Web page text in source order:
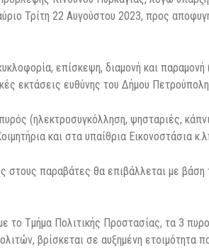
Τρίτη 22 Αυγούστου 2023, προς
επίσκεψη, διαμονή και
εκτάσεις ευθύνης του Δήμου
(ηλεκτροσυγκόλληση, ψησταριές,
και στα υπαίθρια Εικονοστάσια
στους παραβάτες θα επιβάλλεται με
το Τμήμα Πολιτικής Προστασίας, τα 3
βρίσκεται σε αυξημένη ετοιμότητα